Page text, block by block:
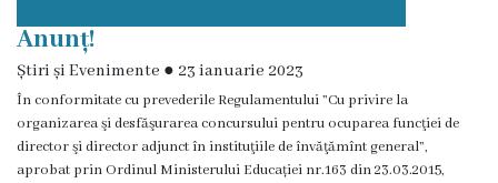
Comunal
-
Locative”
or.Rezina.
Anunț!
Știri și Evenimente ● 23 ianuarie 2023
În conformitate cu prevederile Regulamentului ”Cu privire la
organizarea şi desfăşurarea concursului pentru ocuparea funcţiei de
director şi director adjunct în instituţiile de învăţămînt general”,
aprobat prin Ordinul Ministerului Educației nr.163 din 23.03.2015,